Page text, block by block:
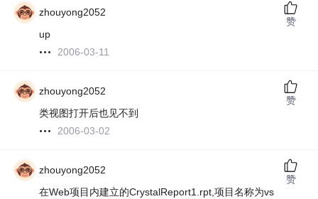
zhouyong2052
up
2006-03-11
赞
zhouyong2052
类视图打开后也见不到
2006-03-02
赞
zhouyong2052
在Web项目内建立的CrystalReport1.rpt,项目名称为vs
赞